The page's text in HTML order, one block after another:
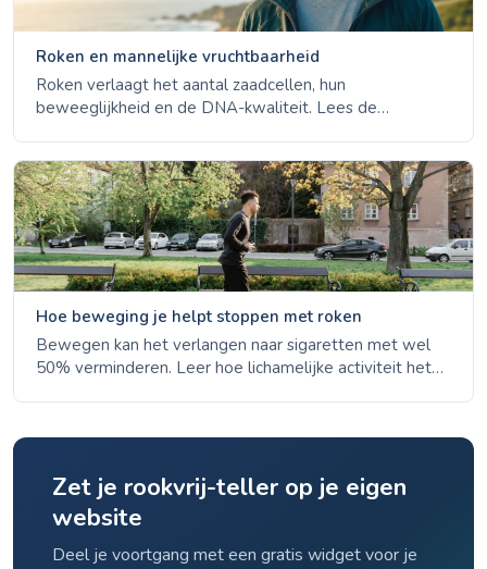
Roken en mannelijke vruchtbaarheid
Roken verlaagt het aantal zaadcellen, hun
beweeglijkheid en de DNA-kwaliteit. Lees de
stoppen herstelt.
Hoe beweging je helpt stoppen met roken
Bewegen kan het verlangen naar sigaretten met wel
50% verminderen. Leer hoe lichamelijke activiteit het
Zet je rookvrij-teller op je eigen
website
Deel je voortgang met een gratis widget voor je